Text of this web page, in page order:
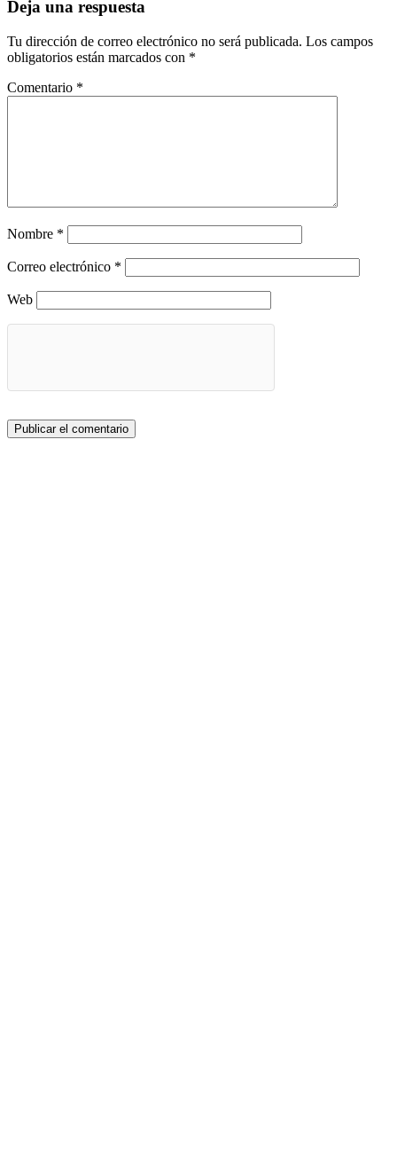
Deja una respuesta
Tu dirección de correo electrónico no será publicada. Los campos
obligatorios están marcados con *
Comentario *
Nombre *
Correo electrónico *
Web